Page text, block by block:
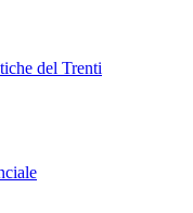
del Trenti